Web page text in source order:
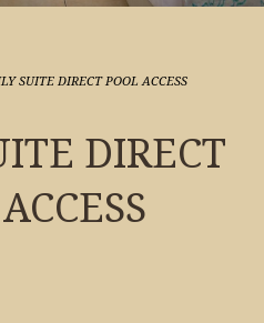
SUITE DIRECT POOL ACCESS
DIRECT